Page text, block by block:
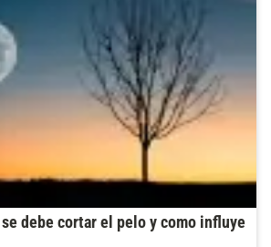
se debe cortar el pelo y como influye